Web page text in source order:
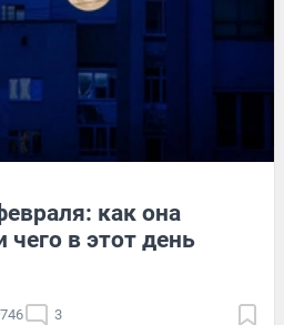
как она
чего в этот день
3